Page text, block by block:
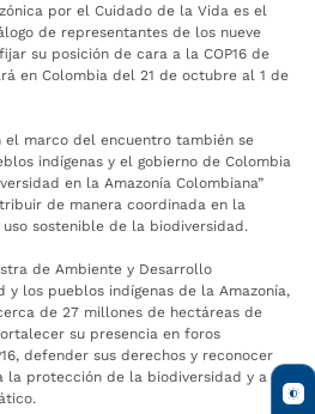
por el Cuidado de la Vida es el
de representantes de los nueve
su posición de cara a la COP16 de
en Colombia del 21 de octubre al 1 de
el marco del encuentro también se
indígenas y el gobierno de Colombia
en la Amazonía Colombiana”
de manera coordinada en la
sostenible de la biodiversidad.
de Ambiente y Desarrollo
y los pueblos indígenas de la Amazonía,
de 27 millones de hectáreas de
su presencia en foros
defender sus derechos y reconocer
la protección de la biodiversidad y a la